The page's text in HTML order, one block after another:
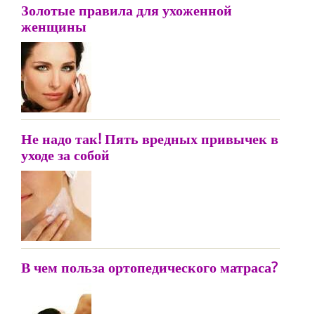
Золотые правила для ухоженной
женщины
Не надо так! Пять вредных привычек в
уходе за собой
В чем польза ортопедического матраса?